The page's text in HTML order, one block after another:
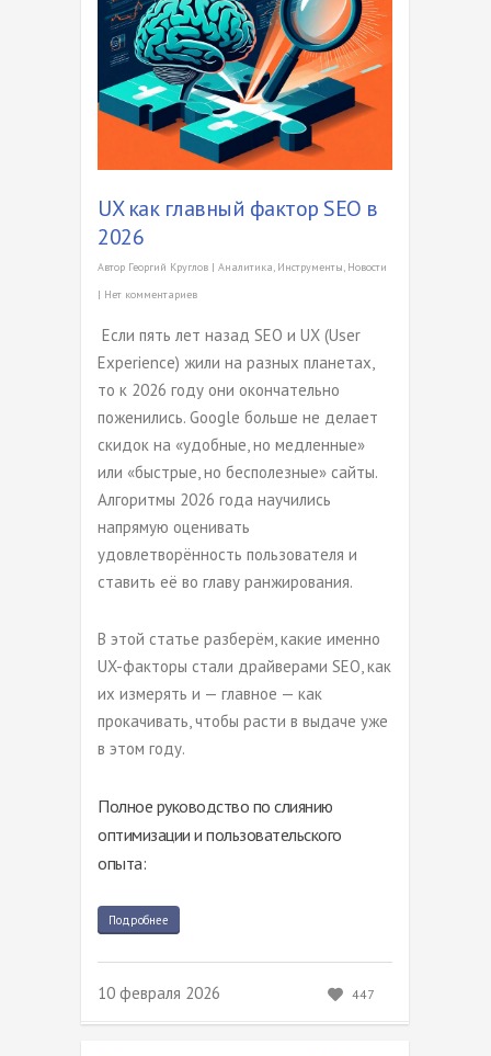
UX как главный фактор SEO в
2026
Автор Георгий Круглов | Аналитика, Инструменты, Новости
| Нет комментариев
Если пять лет назад SEO и UX (User
Experience) жили на разных планетах,
то к 2026 году они окончательно
поженились. Google больше не делает
скидок на «удобные, но медленные»
или «быстрые, но бесполезные» сайты.
Алгоритмы 2026 года научились
напрямую оценивать
удовлетворённость пользователя и
ставить её во главу ранжирования.
В этой статье разберём, какие именно
UX-факторы стали драйверами SEO, как
их измерять и — главное — как
прокачивать, чтобы расти в выдаче уже
в этом году.
Полное руководство по слиянию
оптимизации и пользовательского
опыта:
Подробнее
10 февраля 2026 447